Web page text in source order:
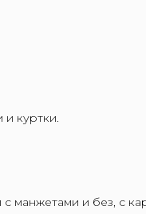
куртки.
манжетами и без, с